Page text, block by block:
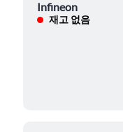
Infineon
재고 없음